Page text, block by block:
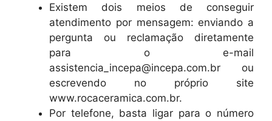
Existem dois meios de conseguir
atendimento por mensagem: enviando a
pergunta ou reclamação diretamente
para o e-mail
assistencia_incepa@incepa.com.br ou
escrevendo no próprio site
www.rocaceramica.com.br.
Por telefone, basta ligar para o número